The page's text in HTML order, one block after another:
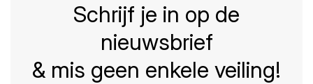
Schrijf je in op de
nieuwsbrief
& mis geen enkele veiling!